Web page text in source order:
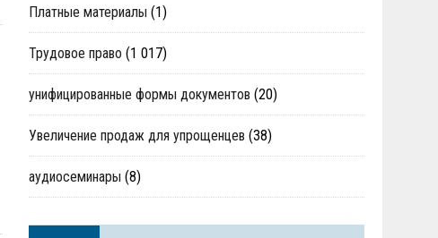
Платные материалы (1)
Трудовое право (1 017)
унифицированные формы документов (20)
Увеличение продаж для упрощенцев (38)
аудиосеминары (8)